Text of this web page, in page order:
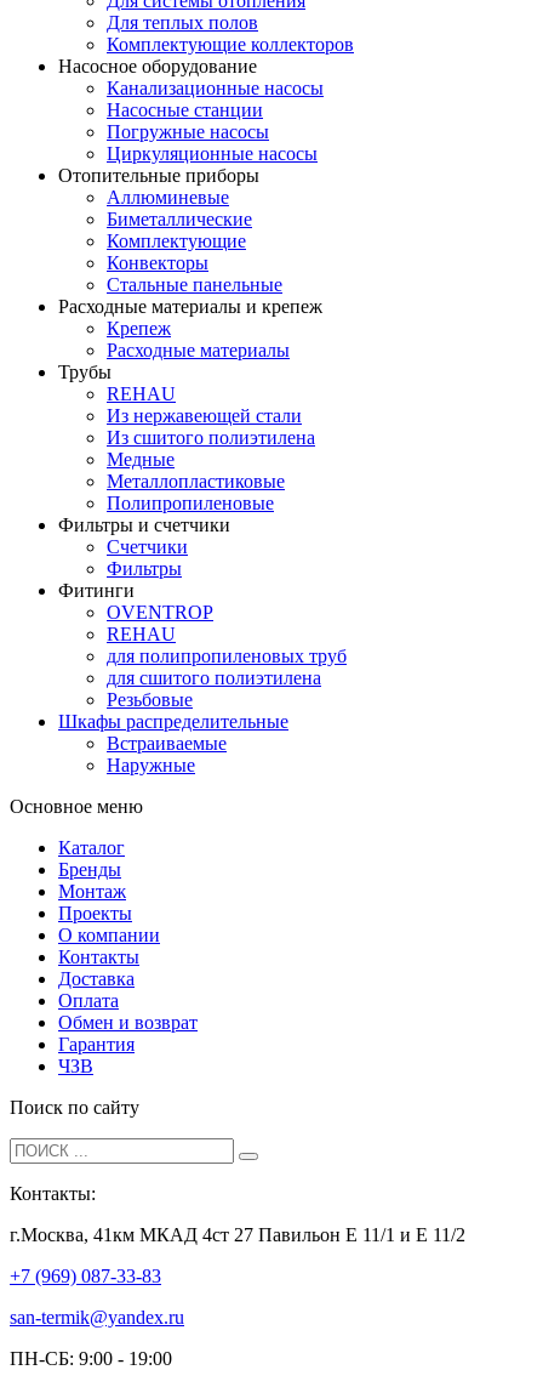
Для теплых полов
Комплектующие коллекторов
Насосное оборудование
Канализационные насосы
Насосные станции
Погружные насосы
Циркуляционные насосы
Отопительные приборы
Аллюминевые
Биметаллические
Комплектующие
Конвекторы
Стальные панельные
Расходные материалы и крепеж
Крепеж
Расходные материалы
Трубы
REHAU
Из нержавеющей стали
Из сшитого полиэтилена
Медные
Металлопластиковые
Полипропиленовые
Фильтры и счетчики
Счетчики
Фильтры
Фитинги
OVENTROP
REHAU
для полипропиленовых труб
для сшитого полиэтилена
Резьбовые
Шкафы распределительные
Встраиваемые
Наружные
Основное меню
Каталог
Бренды
Монтаж
Проекты
О компании
Контакты
Доставка
Оплата
Обмен и возврат
Гарантия
ЧЗВ
Поиск по сайту
Контакты:
г.Москва, 41км МКАД 4ст 27 Павильон Е 11/1 и Е 11/2
+7 (969) 087-33-83
san-termik@yandex.ru
ПН-СБ: 9:00 - 19:00